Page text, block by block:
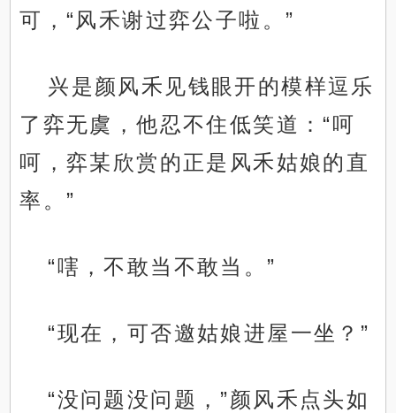
可，“风禾谢过弈公子啦。”
兴是颜风禾见钱眼开的模样逗乐
了弈无虞，他忍不住低笑道：“呵
呵，弈某欣赏的正是风禾姑娘的直
率。”
“嗐，不敢当不敢当。”
“现在，可否邀姑娘进屋一坐？”
“没问题没问题，”颜风禾点头如